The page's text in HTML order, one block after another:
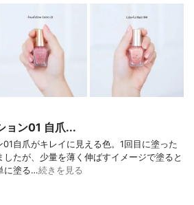
ョン01 自爪...
自爪がキレイに見える色。1回目に塗った
したが、少量を薄く伸ばすイメージで塗ると
に塗る…続きを見る